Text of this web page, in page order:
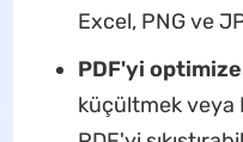
Excel, PNG ve
PDF'yi
küçültmek veya